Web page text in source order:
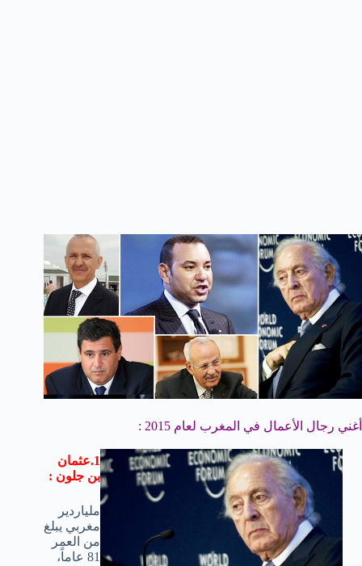
أغني رجال الأعمال في المغرب لعام 2015 :
1.عثمان
بن جلون :
ملياردير
مغربي يبلغ
من العمر
81 عاماً،